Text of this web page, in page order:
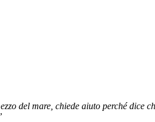
del mare, chiede aiuto perché dice